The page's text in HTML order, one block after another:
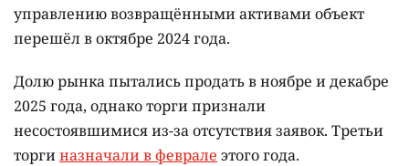
управлению возвращёнными активами объект
перешёл в октябре 2024 года.
Долю рынка пытались продать в ноябре и декабре
2025 года, однако торги признали
несостоявшимися из-за отсутствия заявок. Третьи
торгиназначали в феврале этого года.